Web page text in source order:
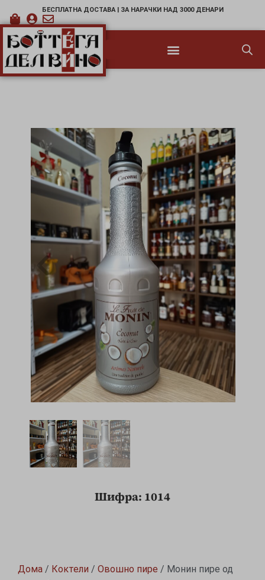
БЕСПЛАТНА ДОСТАВА | ЗА НАРАЧКИ НАД 3000 ДЕНАРИ
Шифра: 1014
Дома / Коктели / Овошно пире / Монин пире од